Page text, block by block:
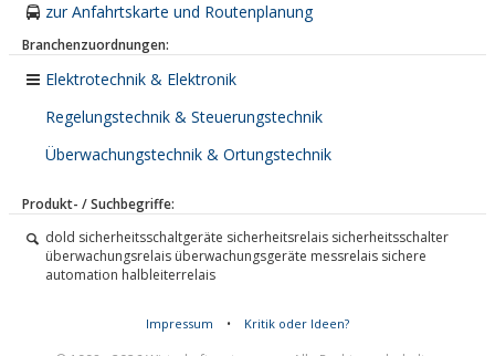
zur Anfahrtskarte und Routenplanung
Branchenzuordnungen:
Elektrotechnik & Elektronik
Regelungstechnik & Steuerungstechnik
Überwachungstechnik & Ortungstechnik
Produkt- / Suchbegriffe:
dold sicherheitsschaltgeräte sicherheitsrelais sicherheitsschalter
überwachungsrelais überwachungsgeräte messrelais sichere
automation halbleiterrelais
Impressum • Kritik oder Ideen?